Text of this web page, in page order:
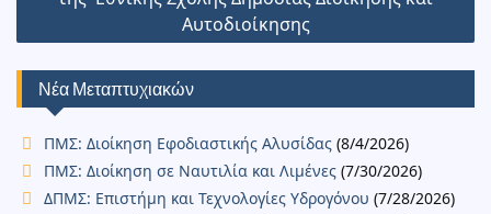
k n ίτ
ε
Αυτοδιοίκησης
Νέα Μεταπτυχιακών
ΠΜΣ: Διοίκηση Εφοδιαστικής Αλυσίδας (8/4/2026)
ΠΜΣ: Διοίκηση σε Ναυτιλία και Λιμένες (7/30/2026)
ΔΠΜΣ: Επιστήμη και Τεχνολογίες Υδρογόνου (7/28/2026)